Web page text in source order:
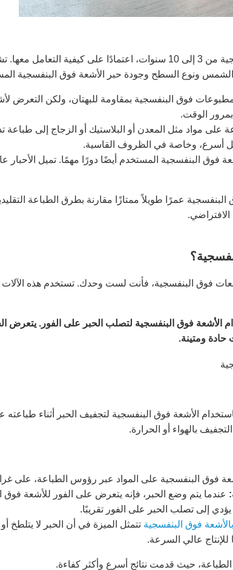
يمكن أن تدوم المطبوعات فوق البنفسجية من 3 إلى 10 سنوات، اعتمادًا على
ونوع السطح وجودة حبر الأشعة فوق البنفسجية
فوق البنفسجية بمقاومة للبهتان، ولكن التعرض
الوقت.
على مواد مثل المعدن أو البلاستيك أو الزجاج إلى طباعة
أسرع، وخاصة في الظروف القاسية.
فوق البنفسجية المستخدم أيضًا دورًا مهمًا. تميل الأحبار
عمرًا طويلاً ممتازًا مقارنة بطرق الطباعة
الافتراضي.
فوق البنفسجية، فأنت لست وحدك. تستخدم هذه
الأشعة فوق البنفسجية لتصلب الحبر على الفور. يتعرض
حادة ومتينة.
الأشعة فوق البنفسجية لتجفيف الحبر أثناء طباعته
بالهواء أو الحرارة.
فوق البنفسجية على المواد عبر رؤوس الطباعة، على
عندما يتم وضع الحبر، فإنه يتعرض على الفور للأشعة فوق
إلى تصلب الحبر على الفور تقريبًا.
فوق البنفسجية تتمثل الميزة في أن الحبر لا يتلطخ
للإنتاج عالي السرعة.
حيث قدمت نتائج أسرع وأكثر كفاءة.